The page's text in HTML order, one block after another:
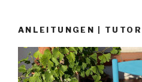
ANLEITUNGEN |